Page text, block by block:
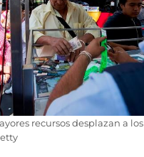
recursos desplazan a